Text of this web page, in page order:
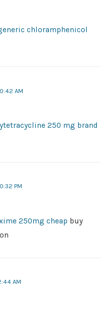
chloramphenicol
AM
250 mg brand
PM
250mg cheap buy
AM